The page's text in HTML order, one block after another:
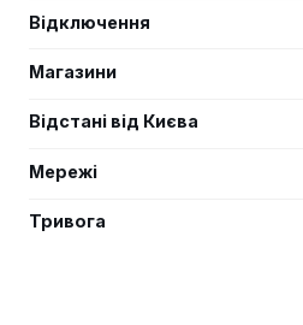
Відключення
Магазини
Відстані від Києва
Мережі
Тривога